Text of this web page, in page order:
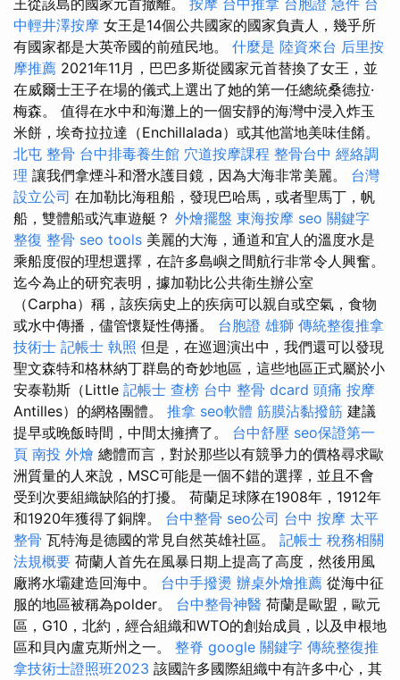
王從該島的國家元首撤離。 按摩 台中推拿 台胞證 急件 台
中輕井澤按摩 女王是14個公共國家的國家負責人，幾乎所
有國家都是大英帝國的前殖民地。 什麼是 陸資來台 后里按
摩推薦 2021年11月，巴巴多斯從國家元首替換了女王，並
在威爾士王子在場的儀式上選出了她的第一任總統桑德拉·
梅森。 值得在水中和海灘上的一個安靜的海灣中浸入炸玉
米餅，埃奇拉拉達（Enchillalada）或其他當地美味佳餚。
北屯 整骨 台中排毒養生館 穴道按摩課程 整骨台中 經絡調
理 讓我們拿煙斗和潛水護目鏡，因為大海非常美麗。 台灣
設立公司 在加勒比海租船，發現巴哈馬，或者聖馬丁，帆
船，雙體船或汽車遊艇？ 外燴擺盤 東海按摩 seo 關鍵字
整復 整骨 seo tools 美麗的大海，通道和宜人的溫度水是
乘船度假的理想選擇，在許多島嶼之間航行非常令人興奮。
迄今為止的研究表明，據加勒比公共衛生辦公室
（Carpha）稱，該疾病史上的疾病可以親自或空氣，食物
或水中傳播，儘管懷疑性傳播。 台胞證 雄獅 傳統整復推拿
技術士 記帳士 執照 但是，在巡迴演出中，我們還可以發現
聖文森特和格林納丁群島的奇妙地區，這些地區正式屬於小
安泰勒斯（Little 記帳士 查榜 台中 整骨 dcard 頭痛 按摩
Antilles）的網格團體。 推拿 seo軟體 筋膜沾黏撥筋 建議
提早或晚飯時間，中間太擁擠了。 台中舒壓 seo保證第一
頁 南投 外燴 總體而言，對於那些以有競爭力的價格尋求歐
洲質量的人來說，MSC可能是一個不錯的選擇，並且不會
受到次要組織缺陷的打擾。 荷蘭足球隊在1908年，1912年
和1920年獲得了銅牌。 台中整骨 seo公司 台中 按摩 太平
整骨 瓦特海是德國的常見自然英雄社區。 記帳士 稅務相關
法規概要 荷蘭人首先在風暴日期上提高了高度，然後用風
廠將水壩建造回海中。 台中手撥燙 辦桌外燴推薦 從海中征
服的地區被稱為polder。 台中整骨神醫 荷蘭是歐盟，歐元
區，G10，北約，經合組織和WTO的創始成員，以及申根地
區和貝內盧克斯州之一。 整脊 google 關鍵字 傳統整復推
拿技術士證照班2023 該國許多國際組織中有許多中心，其